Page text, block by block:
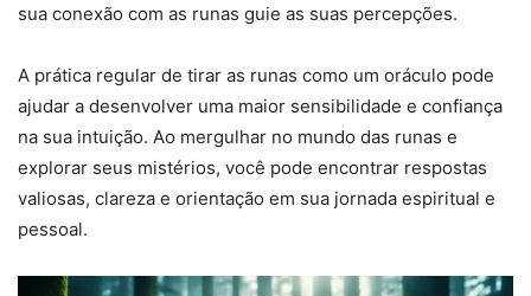
sua conexão com as runas guie as suas percepções.
A prática regular de tirar as runas como um oráculo pode
ajudar a desenvolver uma maior sensibilidade e confiança
na sua intuição. Ao mergulhar no mundo das runas e
explorar seus mistérios, você pode encontrar respostas
valiosas, clareza e orientação em sua jornada espiritual e
pessoal.